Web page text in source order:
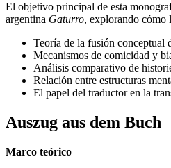
El objetivo principal de esta
argentina Gaturro, explorando cómo
Teoría de la fusión conceptual
Mecanismos de comicidad y
Análisis comparativo de
Relación entre estructuras
El papel del traductor en la
Auszug aus dem Buch
Marco teórico